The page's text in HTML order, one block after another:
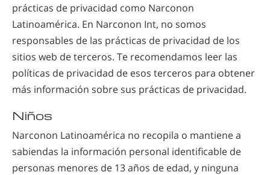
prácticas de privacidad como Narconon
Latinoamérica. En Narconon Int, no somos
responsables de las prácticas de privacidad de los
sitios web de terceros. Te recomendamos leer las
políticas de privacidad de esos terceros para obtener
más información sobre sus prácticas de privacidad.
Niños
Narconon Latinoamérica no recopila o mantiene a
sabiendas la información personal identificable de
personas menores de 13 años de edad, y ninguna